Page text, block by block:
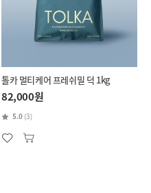
톨카 멀티케어 프레쉬밀 덕 1kg
82,000원
5.0 (3)